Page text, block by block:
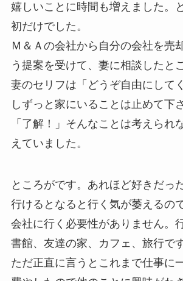
嬉しいことに時間も増えました。
初だけでした。
Ｍ＆Ａの会社から自分の会社を売
う提案を受けて、妻に相談したと
妻のセリフは「どうぞ自由にして
しずっと家にいることは止めて下
「了解！」そんなことは考えられ
えていました。
ところがです。あれほど好きだっ
行けるとなると行く気が萎えるので
会社に行く必要性がありません。
書館、友達の家、カフェ、旅行です
ただ正直に言うとこれまで仕事に